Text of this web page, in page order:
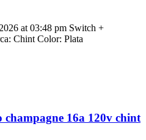
at 03:48 pm Switch +
Chint Color: Plata
champagne 16a 120v chint